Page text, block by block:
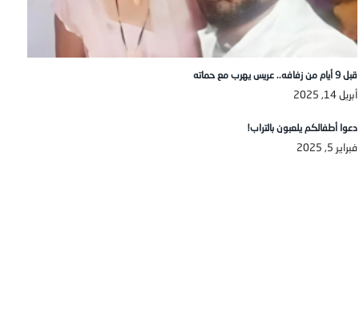
قبل 9 أيام من زفافه.. عريس يهرب مع حماته
أبريل 14, 2025
دعوا أطفالكم يلعبون بالتراب!
فبراير 5, 2025